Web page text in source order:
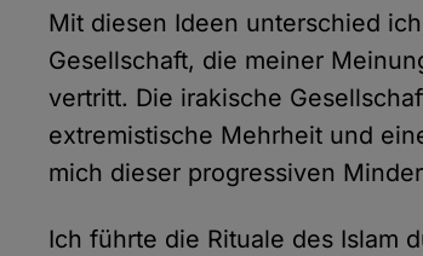
Mit diesen Ideen unterschied
Gesellschaft, die meiner
vertritt. Die irakische
extremistische Mehrheit und
mich dieser progressiven
Ich führte die Rituale des Islam